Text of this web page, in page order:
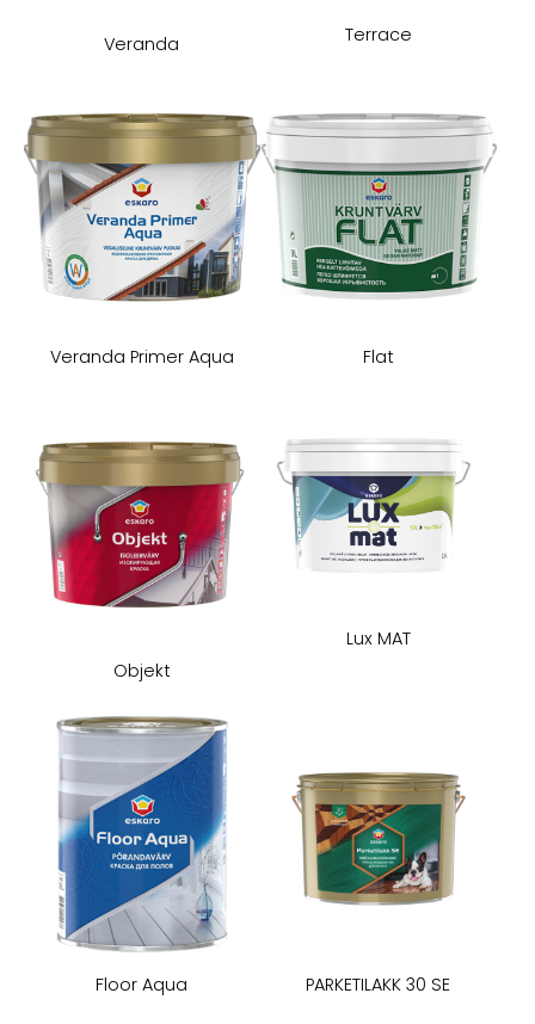
Veranda Terrace
Veranda Primer Aqua Flat
Objekt
Lux MAT
Floor Aqua ​PARKETILAKK 30 SE​